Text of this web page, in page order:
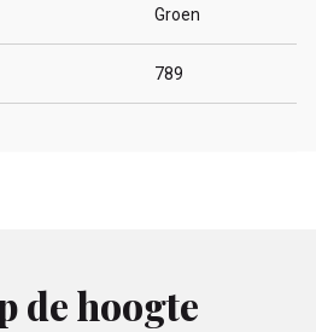
Groen
789
de hoogte